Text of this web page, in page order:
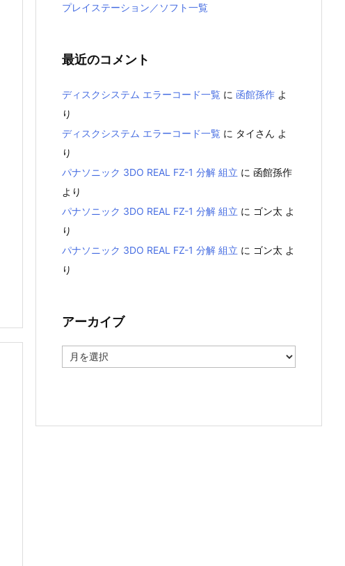
プレイステーション／ソフト一覧
最近のコメント
ディスクシステム エラーコード一覧 に 函館孫作 よ
り
ディスクシステム エラーコード一覧 に タイさん よ
り
パナソニック 3DO REAL FZ-1 分解 組立 に 函館孫作
より
パナソニック 3DO REAL FZ-1 分解 組立 に ゴン太 よ
り
パナソニック 3DO REAL FZ-1 分解 組立 に ゴン太 よ
り
アーカイブ
ー